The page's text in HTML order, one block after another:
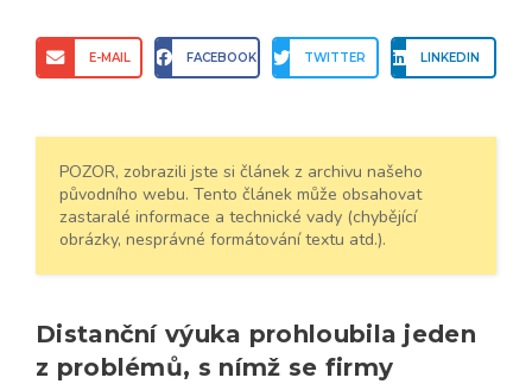
E-MAIL FACEBOOK TWITTER LINKEDIN
POZOR, zobrazili jste si článek z archivu našeho
původního webu. Tento článek může obsahovat
zastaralé informace a technické vady (chybějící
obrázky, nesprávné formátování textu atd.).
Distanční výuka prohloubila jeden
z problémů, s nímž se firmy